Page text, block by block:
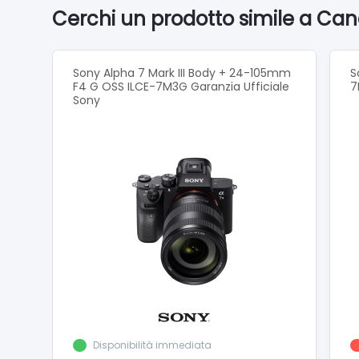
ISO
Slot
Wi-Fi
Cerchi un prodotto simile a
Sony Alpha 7 Mark III Body + 24-105mm
F4 G OSS ILCE-7M3G Garanzia Ufficiale
Sony
Disponibilità immediata